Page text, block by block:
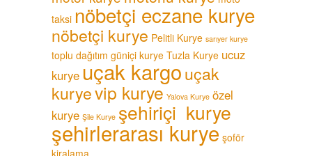
taksi nöbetçi eczane kurye
nöbetçi kurye Pelitli Kurye sarıyer kurye
toplu dağıtım güniçi kurye Tuzla Kurye ucuz
kurye uçak kargouçak
kuryevip kurye Yalova Kurye özel
kurye Şile Kurye şehiriçi kurye
şehirlerarası kurye şoför
kiralama